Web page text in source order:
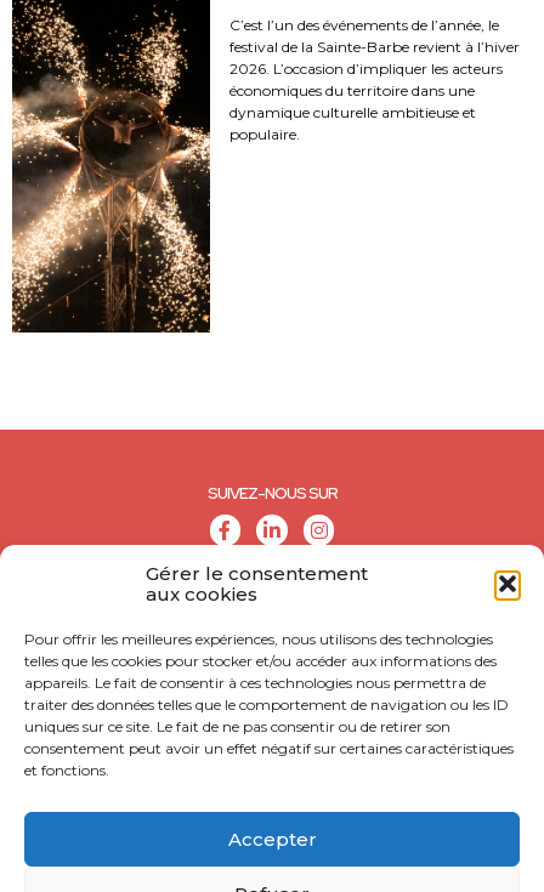
Gérer le consentement
aux cookies
Pour offrir les meilleures expériences, nous utilisons des technologies
telles que les cookies pour stocker et/ou accéder aux informations des
appareils. Le fait de consentir à ces technologies nous permettra de
traiter des données telles que le comportement de navigation ou les ID
uniques sur ce site. Le fait de ne pas consentir ou de retirer son
consentement peut avoir un effet négatif sur certaines caractéristiques
et fonctions.
Accepter
C’est l’un des événements de l’année, le
festival de la Sainte-Barbe revient à l’hiver
2026. L’occasion d’impliquer les acteurs
économiques du territoire dans une
dynamique culturelle ambitieuse et
populaire.
SUIVEZ-NOUS SUR
CONTACT
MENTIONS LÉGALES